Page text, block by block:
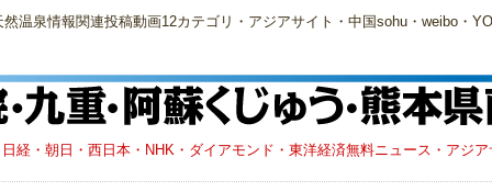
温泉情報関連投稿動画12カテゴリ・アジアサイト・中国sohu・weibo・
経・朝日・西日本・NHK・ダイアモンド・東洋経済無料ニュース・アジ